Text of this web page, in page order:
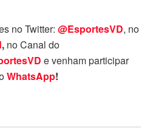
no Twitter: @EsportesVD, no
, no Canal do
e venham participar
WhatsApp!